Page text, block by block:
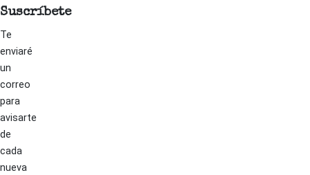
Suscríbete
Te
enviaré
un
correo
para
avisarte
de
cada
nueva